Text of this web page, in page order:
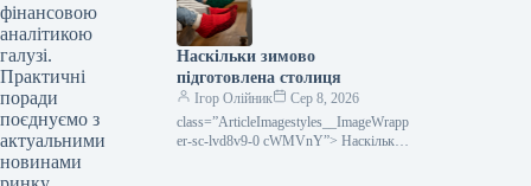
фінансовою
аналітикою
галузі.
Практичні
поради
поєднуємо з
актуальними
новинами
Наскільки зимово
підготовлена столиця
Ігор Олійник
Сер 8, 2026
class=”ArticleImagestyles__ImageWrapp
er-sc-lvd8v9-0 cWMVnY”> Наскільки